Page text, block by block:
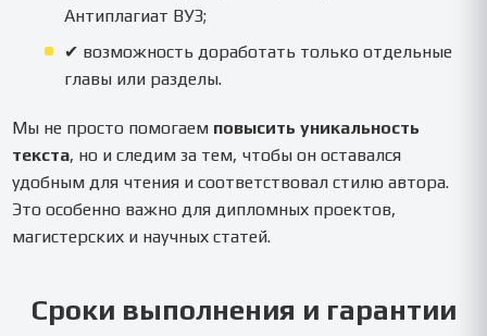
Антиплагиат ВУЗ;
✔ возможность доработать только отдельные
главы или разделы.
Мы не просто помогаем повысить уникальность
текста, но и следим за тем, чтобы он оставался
удобным для чтения и соответствовал стилю автора.
Это особенно важно для дипломных проектов,
магистерских и научных статей.
Сроки выполнения и гарантии